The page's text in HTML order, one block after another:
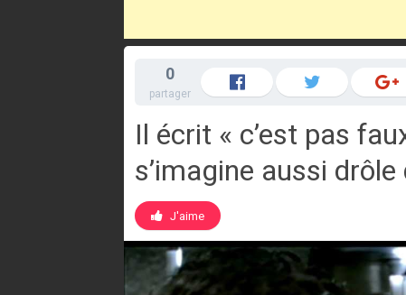
0
partager
Il écrit « c’est pas
s’imagine aussi
J'aime